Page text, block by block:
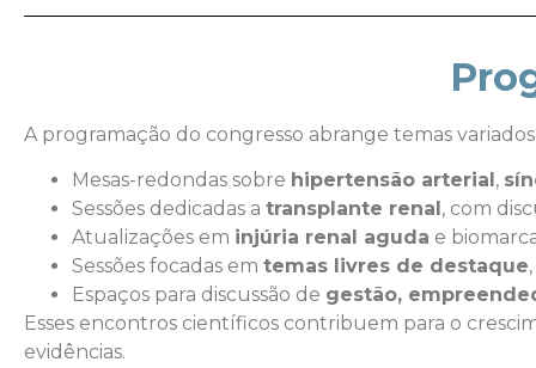
A programação do congresso abrange temas
Mesas-redondas sobre hipertensão arterial,
Sessões dedicadas a transplante renal, com
Atualizações em injúria renal aguda e
Sessões focadas em temas livres de destaque
Espaços para discussão de gestão,
Esses encontros científicos contribuem para o
evidências.